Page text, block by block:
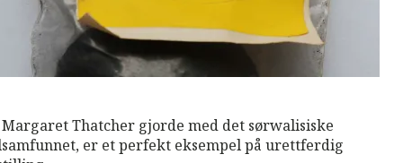
Thatcher gjorde med det sørwalisiske
er et perfekt eksempel på urettferdig